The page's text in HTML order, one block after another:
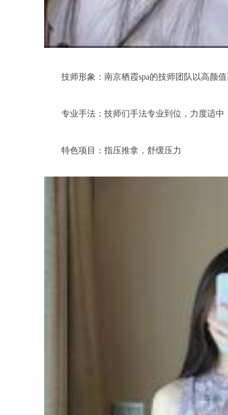
技师形象：南京栖霞spa的技师团队以高颜值
专业手法：技师们手法专业到位，力度适中
特色项目：指压推拿，舒缓压力